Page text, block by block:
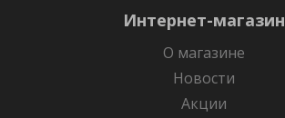
Интернет-магазин
О магазине
Новости
Акции